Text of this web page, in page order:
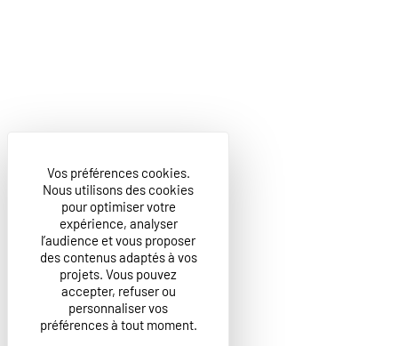
Vos préférences cookies.
Nous utilisons des cookies
pour optimiser votre
expérience, analyser
l’audience et vous proposer
des contenus adaptés à vos
projets. Vous pouvez
accepter, refuser ou
personnaliser vos
préférences à tout moment.